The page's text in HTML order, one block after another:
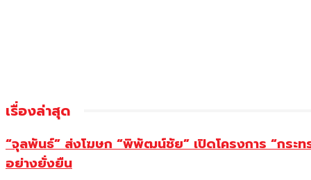
เรื่องล่าสุด
“จุลพันธ์” ส่งโฆษก “พิพัฒน์ชัย” เปิดโครงการ “กระ
อย่างยั่งยืน